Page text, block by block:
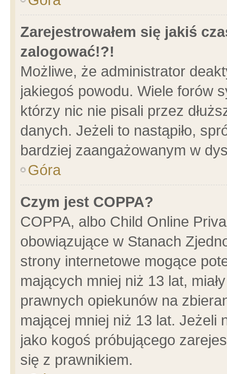
Zarejestrowałem się jakiś
zalogować!?!
Możliwe, że administrator
jakiegoś powodu. Wiele forów
którzy nic nie pisali przez
danych. Jeżeli to nastąpiło,
bardziej zaangażowanym w
Góra
Czym jest COPPA?
COPPA, albo Child Online
obowiązujące w Stanach
strony internetowe mogące
mających mniej niż 13 lat,
prawnych opiekunów na
mającej mniej niż 13 lat. Jeżeli
jako kogoś próbującego
się z prawnikiem.